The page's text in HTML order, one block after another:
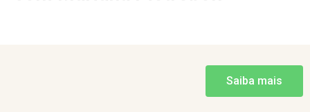
Saiba mais